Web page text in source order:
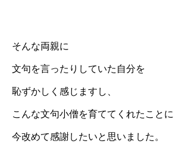
そんな両親に
文句を言ったりしていた自分を
恥ずかしく感じますし、
こんな文句小僧を育ててくれたことに
今改めて感謝したいと思いました。